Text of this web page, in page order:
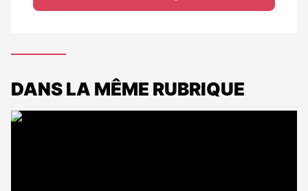
DANS LA MÊME RUBRIQUE